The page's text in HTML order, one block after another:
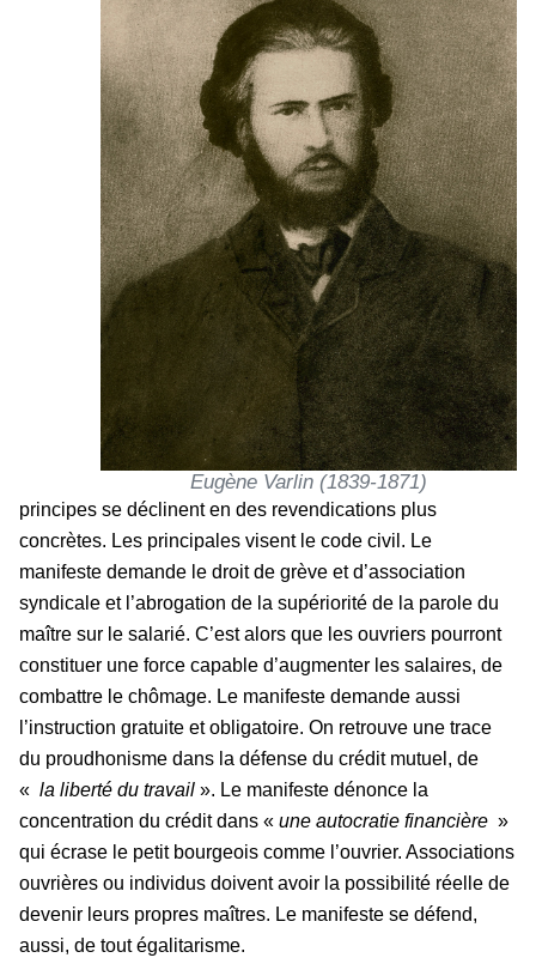
Eugène Varlin (1839-1871)
principes se déclinent en des revendications plus
concrètes. Les principales visent le code civil. Le
manifeste demande le droit de grève et d’association
syndicale et l’abrogation de la supériorité de la parole du
maître sur le salarié. C’est alors que les ouvriers pourront
constituer une force capable d’augmenter les salaires, de
combattre le chômage. Le manifeste demande aussi
l’instruction gratuite et obligatoire. On retrouve une trace
du proudhonisme dans la défense du crédit mutuel, de
« la liberté du travail ». Le manifeste dénonce la
concentration du crédit dans « une autocratie financière »
qui écrase le petit bourgeois comme l’ouvrier. Associations
ouvrières ou individus doivent avoir la possibilité réelle de
devenir leurs propres maîtres. Le manifeste se défend,
aussi, de tout égalitarisme.